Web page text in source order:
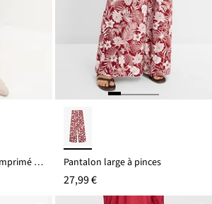
Pantalon extensible à imprimé floral Pantalon large à pinces
27,99 €